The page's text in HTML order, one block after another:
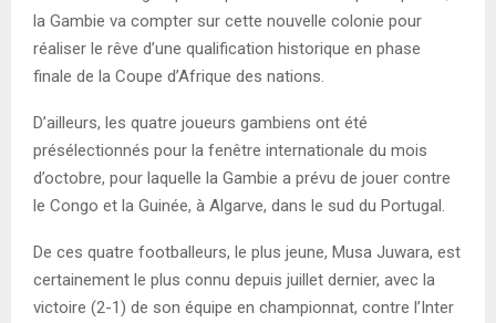
la Gambie va compter sur cette nouvelle colonie pour
réaliser le rêve d’une qualification historique en phase
finale de la Coupe d’Afrique des nations.
D’ailleurs, les quatre joueurs gambiens ont été
présélectionnés pour la fenêtre internationale du mois
d’octobre, pour laquelle la Gambie a prévu de jouer contre
le Congo et la Guinée, à Algarve, dans le sud du Portugal.
De ces quatre footballeurs, le plus jeune, Musa Juwara, est
certainement le plus connu depuis juillet dernier, avec la
victoire (2-1) de son équipe en championnat, contre l’Inter